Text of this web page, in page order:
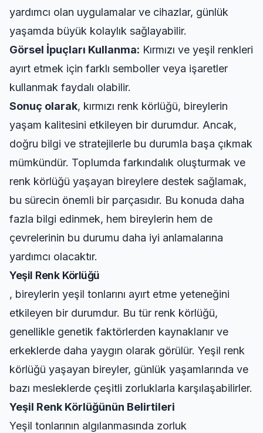
yardımcı olan uygulamalar ve cihazlar, günlük
yaşamda büyük kolaylık sağlayabilir.
Görsel İpuçları Kullanma: Kırmızı ve yeşil renkleri
ayırt etmek için farklı semboller veya işaretler
kullanmak faydalı olabilir.
Sonuç olarak, kırmızı renk körlüğü, bireylerin
yaşam kalitesini etkileyen bir durumdur. Ancak,
doğru bilgi ve stratejilerle bu durumla başa çıkmak
mümkündür. Toplumda farkındalık oluşturmak ve
renk körlüğü yaşayan bireylere destek sağlamak,
bu sürecin önemli bir parçasıdır. Bu konuda daha
fazla bilgi edinmek, hem bireylerin hem de
çevrelerinin bu durumu daha iyi anlamalarına
yardımcı olacaktır.
Yeşil Renk Körlüğü
, bireylerin yeşil tonlarını ayırt etme yeteneğini
etkileyen bir durumdur. Bu tür renk körlüğü,
genellikle genetik faktörlerden kaynaklanır ve
erkeklerde daha yaygın olarak görülür. Yeşil renk
körlüğü yaşayan bireyler, günlük yaşamlarında ve
bazı mesleklerde çeşitli zorluklarla karşılaşabilirler.
Yeşil Renk Körlüğünün Belirtileri
Yeşil tonlarının algılanmasında zorluk